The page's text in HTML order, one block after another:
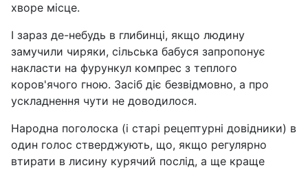
хворе місце.
І зараз де-небудь в глибинці, якщо людину
замучили чиряки, сільська бабуся запропонує
накласти на фурункул компрес з теплого
коров'ячого гною. Засіб діє безвідмовно, а про
ускладнення чути не доводилося.
Народна поголоска (і старі рецептурні довідники) в
один голос стверджують, що, якщо регулярно
втирати в лисину курячий послід, а ще краще